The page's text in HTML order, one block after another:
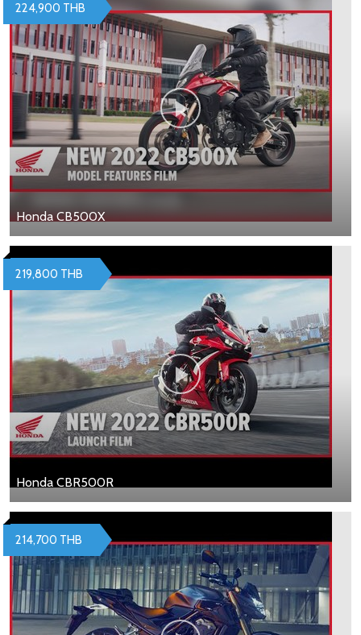
Honda CB500X
224,900 THB
Honda CBR500R
219,800 THB
214,700 THB